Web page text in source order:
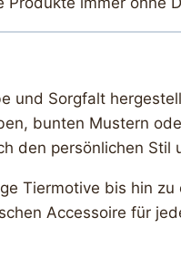
und Sorgfalt
bunten Mustern
den persönlichen Stil
Tiermotive bis hin
Accessoire für